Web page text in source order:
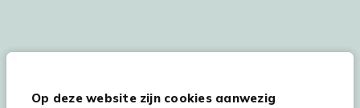
Op deze website zijn cookies aanwezig